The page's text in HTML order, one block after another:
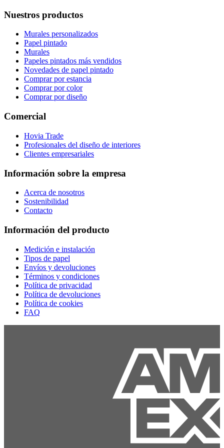
Nuestros productos
Murales personalizados
Papel pintado
Murales
Papeles pintados más vendidos
Novedades de papel pintado
Comprar por estancia
Comprar por color
Comprar por diseño
Comercial
Hovia Trade
Profesionales del diseño de interiores
Clientes empresariales
Información sobre la empresa
Acerca de nosotros
Sostenibilidad
Contacto
Información del producto
Medición e instalación
Tipos de papel
Envíos y devoluciones
Términos y condiciones
Política de privacidad
Política de devoluciones
Política de cookies
FAQ